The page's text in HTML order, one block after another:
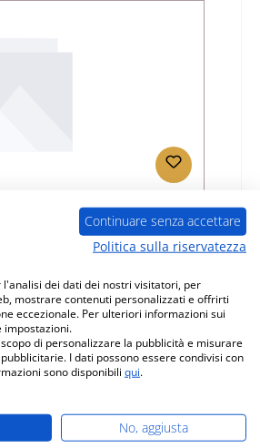
01003455
Produttore: Eurotherm
Prezzo normale:
154,44 €
produzione interrotta
Dettagli
Continuare senza accettare
Politica sulla riservatezza
dei dati dei nostri visitatori, per
mostrare contenuti personalizzati e offrirti
eccezionale. Per ulteriori informazioni sui
impostazioni.
di personalizzare la pubblicità e misurare
I dati possono essere condivisi con
sono disponibili qui.
No, aggiusta